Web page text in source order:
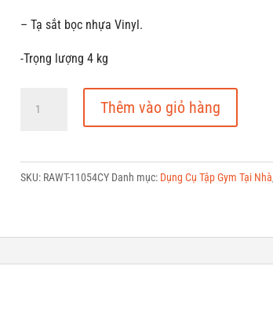
740.000 ₫.
– Tạ sắt bọc nhựa Vinyl.
-Trọng lượng 4 kg
4kg
Giá
số
Thêm vào giỏ hàng
SKU: RAWT-11054CY Danh mục: Dụng Cụ Tập Gym Tại Nhà